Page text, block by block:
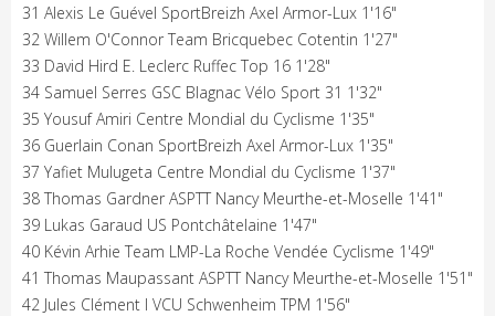
31 Alexis Le Guével SportBreizh Axel Armor-Lux 1'16"
32 Willem O'Connor Team Bricquebec Cotentin 1'27"
33 David Hird E. Leclerc Ruffec Top 16 1'28"
34 Samuel Serres GSC Blagnac Vélo Sport 31 1'32"
35 Yousuf Amiri Centre Mondial du Cyclisme 1'35"
36 Guerlain Conan SportBreizh Axel Armor-Lux 1'35"
37 Yafiet Mulugeta Centre Mondial du Cyclisme 1'37"
38 Thomas Gardner ASPTT Nancy Meurthe-et-Moselle 1'41"
39 Lukas Garaud US Pontchâtelaine 1'47"
40 Kévin Arhie Team LMP-La Roche Vendée Cyclisme 1'49"
41 Thomas Maupassant ASPTT Nancy Meurthe-et-Moselle 1'51"
42 Jules Clément I VCU Schwenheim TPM 1'56"